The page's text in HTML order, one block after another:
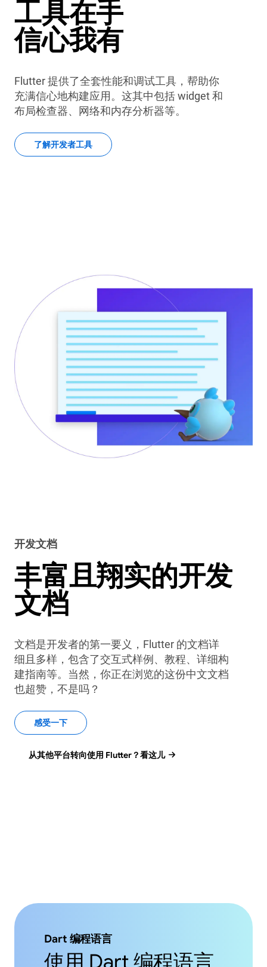
工具在手
信心我有
Flutter 提供了全套性能和调试工具，帮助你
充满信心地构建应用。这其中包括 widget 和
布局检查器、网络和内存分析器等。
了解开发者工具
开发文档
丰富且翔实的开发
文档
文档是开发者的第一要义，Flutter 的文档详
细且多样，包含了交互式样例、教程、详细构
建指南等。当然，你正在浏览的这份中文文档
也超赞，不是吗？
感受一下
从其他平台转向使用 Flutter？看这儿
Dart 编程语言